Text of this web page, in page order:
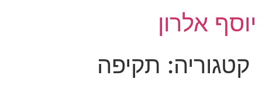
לתוכן
יוסף אלרון
קטגוריה: תקיפה